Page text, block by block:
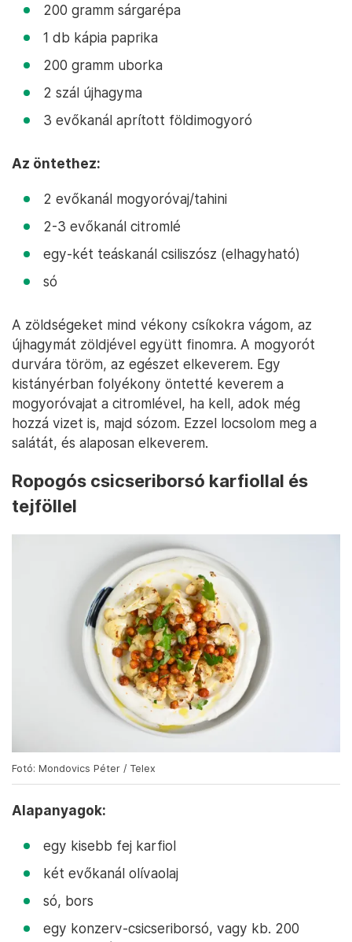
200 gramm sárgarépa
1 db kápia paprika
200 gramm uborka
2 szál újhagyma
3 evőkanál aprított földimogyoró
Az öntethez:
2 evőkanál mogyoróvaj/tahini
2-3 evőkanál citromlé
egy-két teáskanál csiliszósz (elhagyható)
só
A zöldségeket mind vékony csíkokra vágom, az
újhagymát zöldjével együtt finomra. A mogyorót
durvára töröm, az egészet elkeverem. Egy
kistányérban folyékony öntetté keverem a
mogyoróvajat a citromlével, ha kell, adok még
hozzá vizet is, majd sózom. Ezzel locsolom meg a
salátát, és alaposan elkeverem.
Ropogós csicseriborsó karfiollal és
tejföllel
Fotó: Mondovics Péter / Telex
Alapanyagok:
egy kisebb fej karfiol
két evőkanál olívaolaj
só, bors
egy konzerv-csicseriborsó, vagy kb. 200